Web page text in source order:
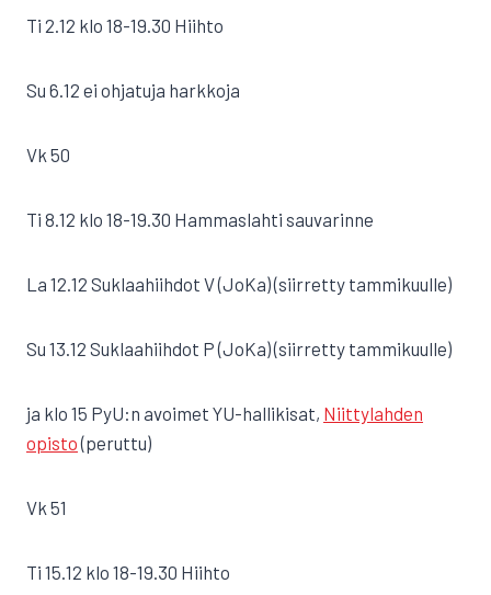
Ti 2.12 klo 18-19.30 Hiihto
Su 6.12 ei ohjatuja harkkoja
Vk 50
Ti 8.12 klo 18-19.30 Hammaslahti sauvarinne
La 12.12 Suklaahiihdot V (JoKa) (siirretty tammikuulle)
Su 13.12 Suklaahiihdot P (JoKa) (siirretty tammikuulle)
ja klo 15 PyU:n avoimet YU-hallikisat, Niittylahden
opisto(peruttu)
Vk 51
Ti 15.12 klo 18-19.30 Hiihto